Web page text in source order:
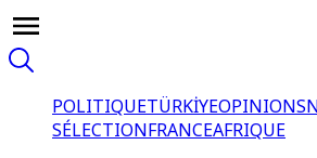
POLITIQUETÜRKİYEOPINIONS
SÉLECTIONFRANCEAFRIQUE